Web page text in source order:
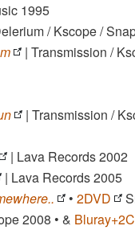
1995
/ Kscope /
| Transmission /
| Transmission /
| Lava Records 2002
| Lava Records 2005
•2DVD
2008 • &